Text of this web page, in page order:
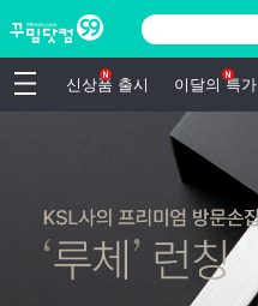
신상품 출시 이달의 특가